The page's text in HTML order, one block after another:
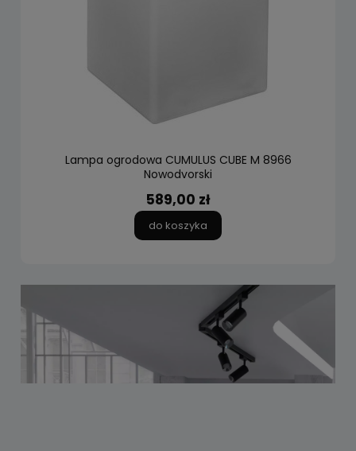
Lampa ogrodowa CUMULUS CUBE M 8966
Nowodvorski
589,00 zł
do koszyka